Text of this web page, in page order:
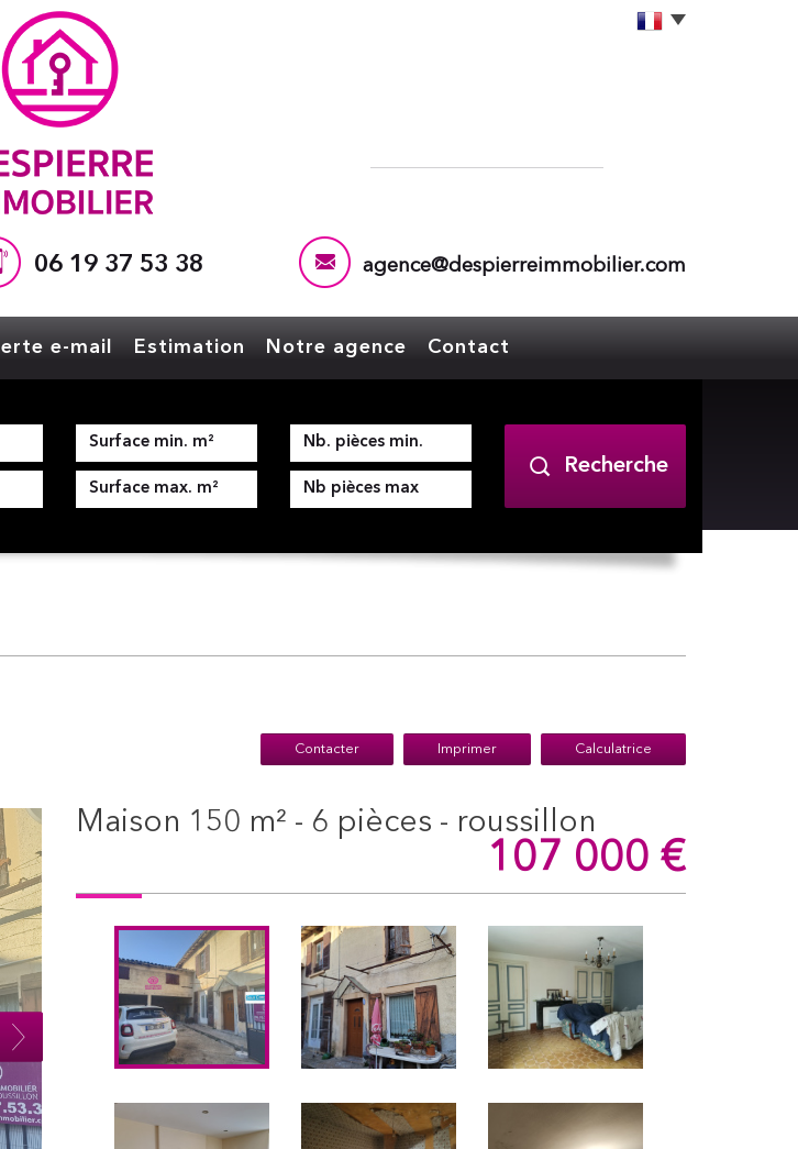
06 19 37 53 38 agence@despierreimmobilier.com
Alerte e-mail Estimation Notre agence Contact
Recherche
Contacter Imprimer Calculatrice
maison 150 m² - 6 pièces - roussillon
107 000 €